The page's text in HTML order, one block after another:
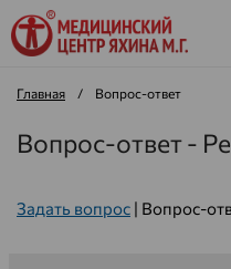
Главная / Вопрос-ответ
Вопрос-ответ -
Задать вопрос | Вопрос-